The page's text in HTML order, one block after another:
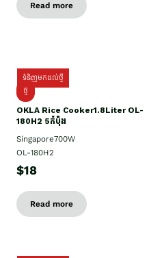
Read more
ទំនិញមកដល់ថ្មី
ថ្មី
OKLA Rice Cooker1.8Liter OL-
180H2 5កំប៉ុង
Singapore700W
OL-180H2
$18
Read more